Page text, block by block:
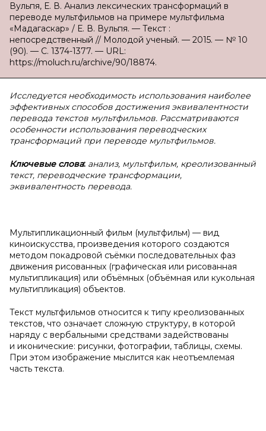
Вульпя, Е. В. Анализ лексических трансформаций в
переводе мультфильмов на примере мультфильма
«Мадагаскар» / Е. В. Вульпя. — Текст :
непосредственный // Молодой ученый. — 2015. — № 10
(90). — С. 1374-1377. — URL:
https://moluch.ru/archive/90/18874.
Исследуется необходимость использования наиболее
эффективных способов достижения эквивалентности
перевода текстов мультфильмов. Рассматриваются
особенности использования переводческих
трансформаций при переводе мультфильмов.
Ключевые слова: анализ, мультфильм, креолизованный
текст, переводческие трансформации,
эквивалентность перевода.
Мультипликационный фильм (мультфильм) — вид
киноискусства, произведения которого создаются
методом покадровой съёмки последовательных фаз
движения рисованных (графическая или рисованная
мультипликация) или объёмных (объёмная или кукольная
мультипликация) объектов.
Текст мультфильмов относится к типу креолизованных
текстов, что означает сложную структуру, в которой
наряду с вербальными средствами задействованы
и иконические: рисунки, фотографии, таблицы, схемы.
При этом изображение мыслится как неотъемлемая
часть текста.